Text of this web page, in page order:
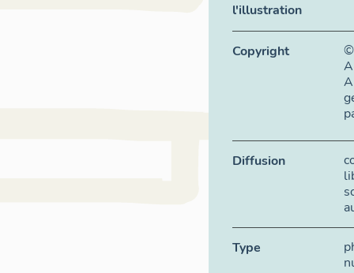
l'illustration
Copyright
Diffusion
Type